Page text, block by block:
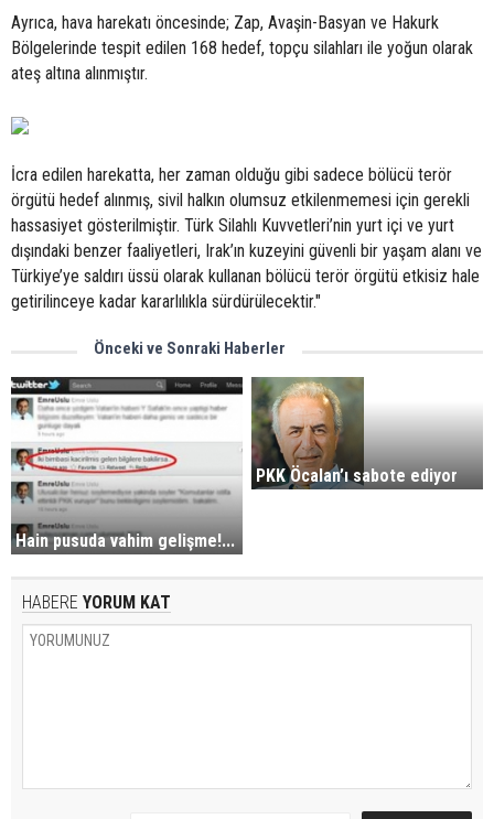
Ayrıca, hava harekatı öncesinde; Zap, Avaşin-Basyan ve Hakurk
Bölgelerinde tespit edilen 168 hedef, topçu silahları ile yoğun olarak
ateş altına alınmıştır.
İcra edilen harekatta, her zaman olduğu gibi sadece bölücü terör
örgütü hedef alınmış, sivil halkın olumsuz etkilenmemesi için gerekli
hassasiyet gösterilmiştir. Türk Silahlı Kuvvetleri’nin yurt içi ve yurt
dışındaki benzer faaliyetleri, Irak’ın kuzeyini güvenli bir yaşam alanı ve
Türkiye’ye saldırı üssü olarak kullanan bölücü terör örgütü etkisiz hale
getirilinceye kadar kararlılıkla sürdürülecektir."
Önceki ve Sonraki Haberler
Hain pusuda vahim gelişme!...
PKK Öcalan’ı sabote ediyor
HABERE YORUM KAT